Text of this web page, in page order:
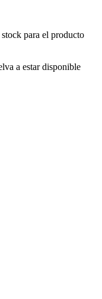
para el producto
a estar disponible